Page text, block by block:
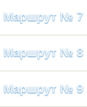
Маршрут № 7
Маршрут № 8
Маршрут № 9